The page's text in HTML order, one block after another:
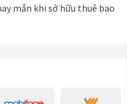
mắn khi sở hữu thuê bao